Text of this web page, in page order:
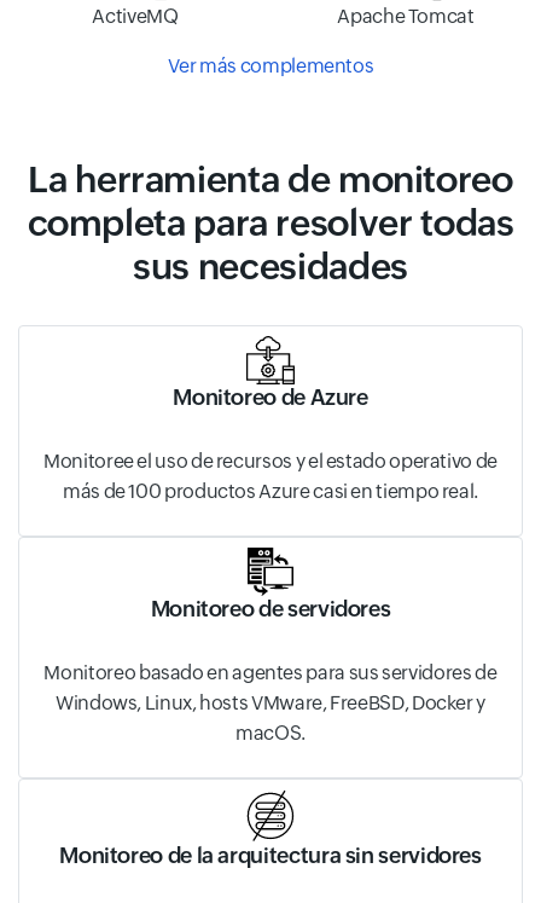
ActiveMQ Apache Tomcat
Ver más complementos
La herramienta de monitoreo
completa para resolver todas
sus necesidades
Monitoreo de Azure
Monitoree el uso de recursos y el estado operativo de
más de 100 productos Azure casi en tiempo real.
Monitoreo de servidores
Monitoreo basado en agentes para sus servidores de
Windows, Linux, hosts VMware, FreeBSD, Docker y
macOS.
Monitoreo de la arquitectura sin servidores